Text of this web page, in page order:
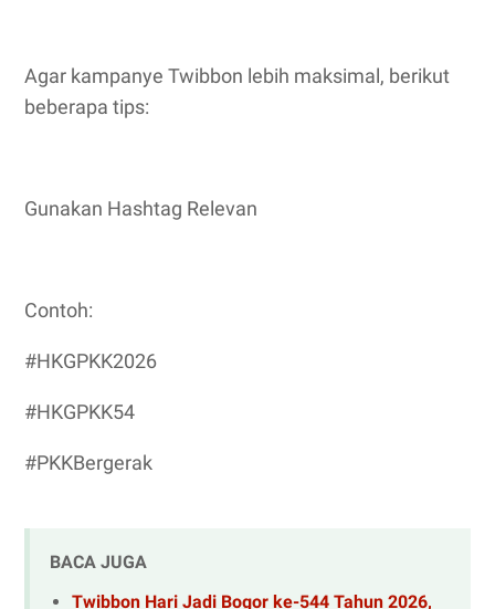
Agar kampanye Twibbon lebih maksimal, berikut
beberapa tips:
Gunakan Hashtag Relevan
Contoh:
#HKGPKK2026
#HKGPKK54
#PKKBergerak
BACA JUGA
Twibbon Hari Jadi Bogor ke-544 Tahun 2026,